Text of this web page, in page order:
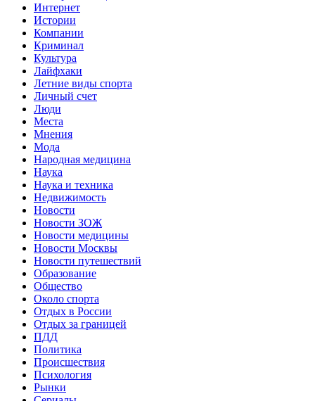
Интернет
Истории
Компании
Криминал
Культура
Лайфхаки
Летние виды спорта
Личный счет
Люди
Места
Мнения
Мода
Народная медицина
Наука
Наука и техника
Недвижимость
Новости
Новости ЗОЖ
Новости медицины
Новости Москвы
Новости путешествий
Образование
Общество
Около спорта
Отдых в России
Отдых за границей
ПДД
Политика
Происшествия
Психология
Рынки